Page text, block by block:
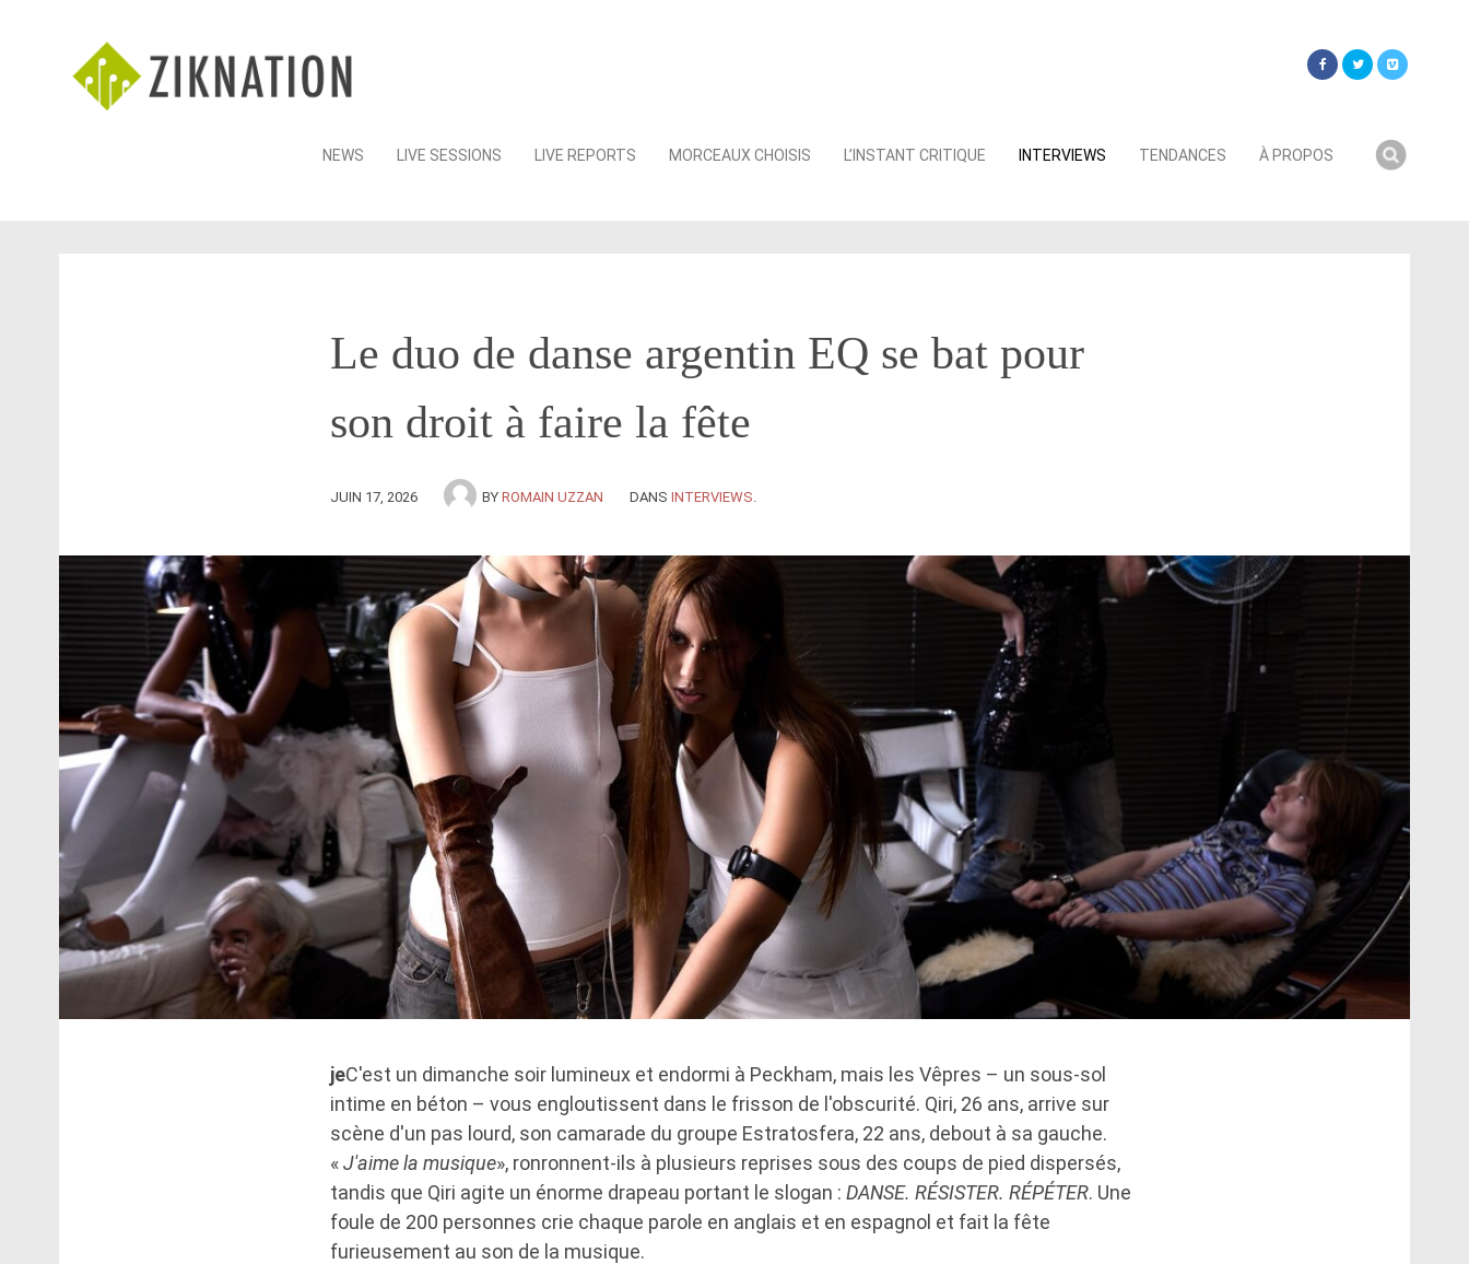
Skip
NEWS LIVE SESSIONS LIVE REPORTS MORCEAUX CHOISIS L’INSTANT CRITIQUE INTERVIEWS TENDANCES À PROPOS
Le duo de danse argentin EQ se bat pour
son droit à faire la fête
JUIN 17, 2026 BY ROMAIN UZZAN DANS INTERVIEWS
jeC'est un dimanche soir lumineux et endormi à Peckham, mais les Vêpres – un sous-sol
intime en béton – vous engloutissent dans le frisson de l'obscurité. Qiri, 26 ans, arrive sur
scène d'un pas lourd, son camarade du groupe Estratosfera, 22 ans, debout à sa gauche.
«J'aime la musique», ronronnent-ils à plusieurs reprises sous des coups de pied dispersés,
tandis que Qiri agite un énorme drapeau portant le slogan : DANSE. RÉSISTER. RÉPÉTER. Une
foule de 200 personnes crie chaque parole en anglais et en espagnol et fait la fête
furieusement au son de la musique.